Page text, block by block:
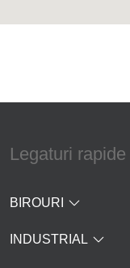
Legaturi rapide
BIROURI
INDUSTRIAL